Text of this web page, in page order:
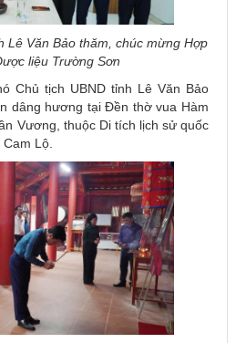
Lê Văn Bảo thăm, chúc mừng Hợp
liệu Trường Sơn
Chủ tịch UBND tỉnh Lê Văn Bảo
dâng hương tại Đền thờ vua Hàm
Vương, thuộc Di tích lịch sử quốc
Lộ.